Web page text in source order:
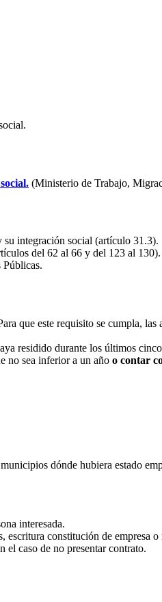
(Ministerio de Trabajo,
su integración social (artículo 31.3).
del 62 al 66 y del 123 al 130).
que este requisito se cumpla,
residido durante los últimos
no sea inferior a un año o contar
dónde hubiera estado
interesada.
escritura constitución de empresa o
el caso de no presentar contrato.